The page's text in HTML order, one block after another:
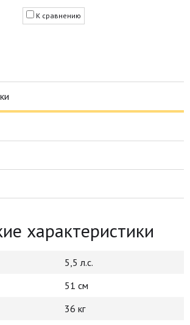
К сравнению
характеристики
5,5 л.с.
51 см
36 кг